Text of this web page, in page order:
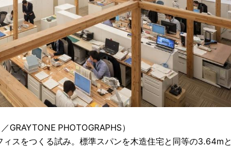
GRAYTONE PHOTOGRAPHS）
スをつくる試み。標準スパンを木造住宅と同等の3.64mと